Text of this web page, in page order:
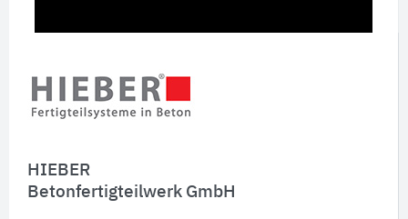
HIEBER
Betonfertigteilwerk GmbH